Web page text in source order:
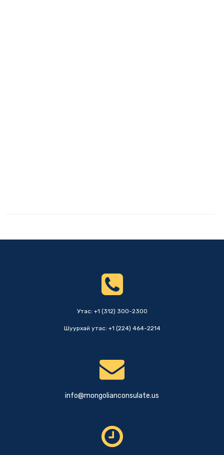
Утас: +1 (312) 300-2300
Шуурхай утас: +1 (224) 464-2214
info@mongolianconsulate.us